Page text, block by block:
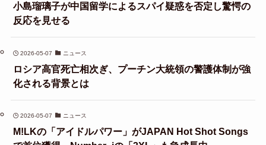
小島瑠璃子が中国留学によるスパイ疑惑を否定し驚愕の
反応を見せる
2026-05-07 ニュース
ロシア高官死亡相次ぎ、プーチン大統領の警護体制が強
化される背景とは
2026-05-07 ニュース
M!LKの「アイドルパワー」がJAPAN Hot Shot Songs